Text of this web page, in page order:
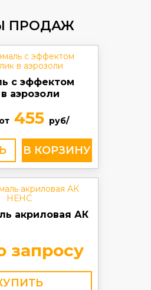
ПРОДАЖ
с эффектом
аэрозоли
от 455 руб/
акриловая АК
запросу